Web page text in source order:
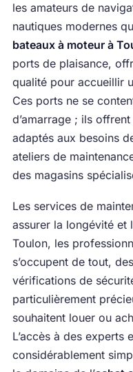
les amateurs de
nautiques modernes
bateaux à moteur à
ports de plaisance,
qualité pour accueillir
Ces ports ne se
d’amarrage ; ils
adaptés aux besoins
ateliers de
des magasins
Les services de
assurer la longévité et
Toulon, les
s’occupent de tout,
vérifications de
particulièrement
souhaitent louer ou
L’accès à des experts
considérablement